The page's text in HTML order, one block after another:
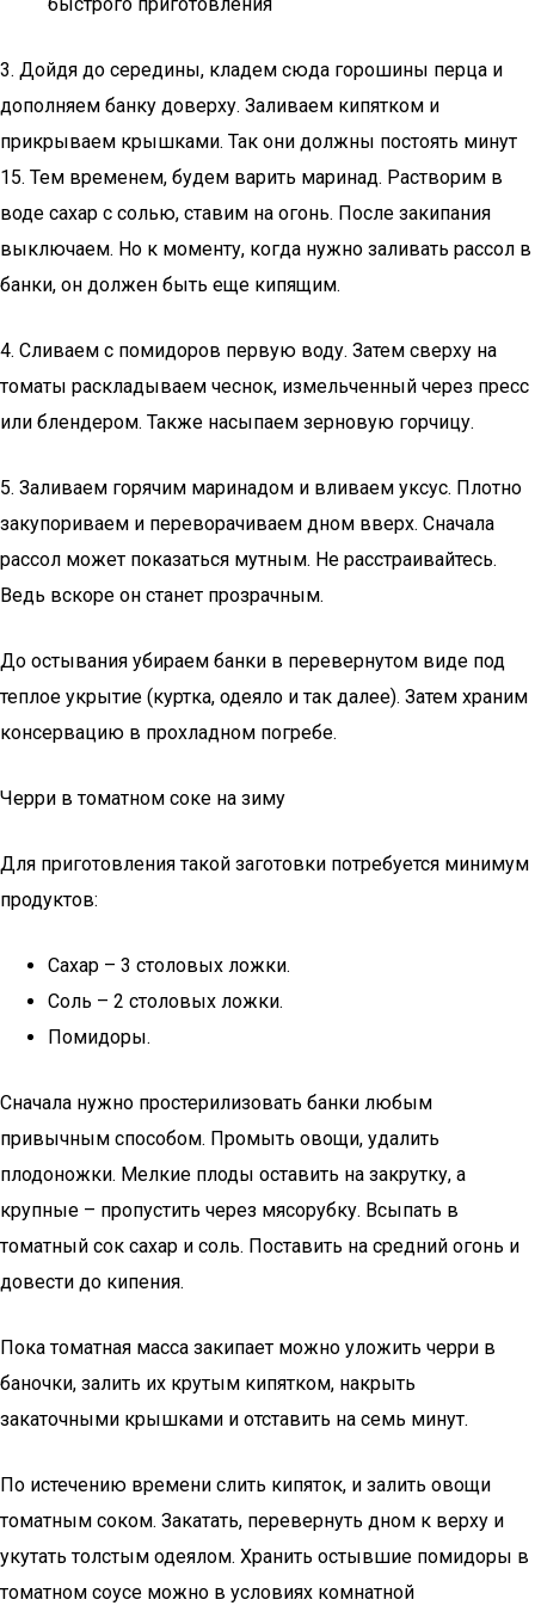
3. Дойдя до середины, кладем сюда горошины перца и
дополняем банку доверху. Заливаем кипятком и
прикрываем крышками. Так они должны постоять минут
15. Тем временем, будем варить маринад. Растворим в
воде сахар с солью, ставим на огонь. После закипания
выключаем. Но к моменту, когда нужно заливать рассол в
банки, он должен быть еще кипящим.
4. Сливаем с помидоров первую воду. Затем сверху на
томаты раскладываем чеснок, измельченный через пресс
или блендером. Также насыпаем зерновую горчицу.
5. Заливаем горячим маринадом и вливаем уксус. Плотно
закупориваем и переворачиваем дном вверх. Сначала
рассол может показаться мутным. Не расстраивайтесь.
Ведь вскоре он станет прозрачным.
До остывания убираем банки в перевернутом виде под
теплое укрытие (куртка, одеяло и так далее). Затем храним
консервацию в прохладном погребе.
Черри в томатном соке на зиму
Для приготовления такой заготовки потребуется минимум
продуктов:
Сахар – 3 столовых ложки.
Соль – 2 столовых ложки.
Помидоры.
Сначала нужно простерилизовать банки любым
привычным способом. Промыть овощи, удалить
плодоножки. Мелкие плоды оставить на закрутку, а
крупные – пропустить через мясорубку. Всыпать в
томатный сок сахар и соль. Поставить на средний огонь и
довести до кипения.
Пока томатная масса закипает можно уложить черри в
баночки, залить их крутым кипятком, накрыть
закаточными крышками и отставить на семь минут.
По истечению времени слить кипяток, и залить овощи
томатным соком. Закатать, перевернуть дном к верху и
укутать толстым одеялом. Хранить остывшие помидоры в
томатном соусе можно в условиях комнатной